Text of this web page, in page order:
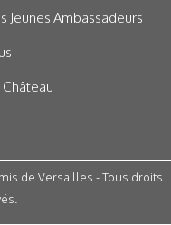
Jeunes Ambassadeurs
de Versailles - Tous droits